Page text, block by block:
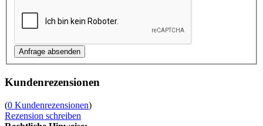
Kundenrezensionen
(0 Kundenrezensionen)
Rezension schreiben